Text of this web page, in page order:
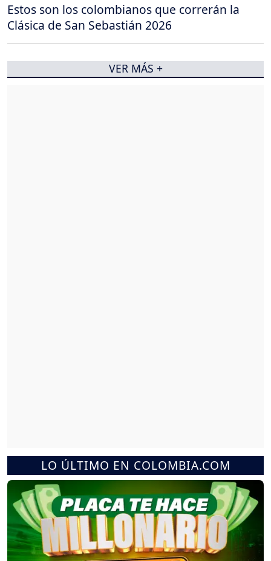
LO ÚLTIMO EN COLOMBIA.COM
Estos son los colombianos que correrán la
Clásica de San Sebastián 2026
VER MÁS +